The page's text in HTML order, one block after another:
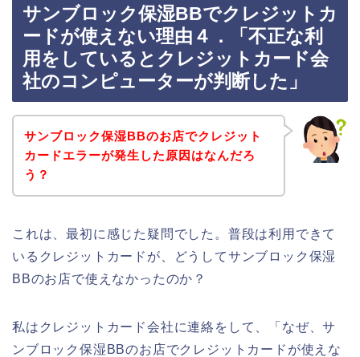
サンブロック保湿BBでクレジットカ
ードが使えない理由４．「不正な利
用をしているとクレジットカード会
社のコンピューターが判断した」
サンブロック保湿BBのお店でクレジット
カードエラーが発生した原因はなんだろ
う？
これは、最初に感じた疑問でした。普段は利用できて
いるクレジットカードが、どうしてサンブロック保湿
BBのお店で使えなかったのか？
私はクレジットカード会社に連絡をして、「なぜ、サ
ンブロック保湿BBのお店でクレジットカードが使えな